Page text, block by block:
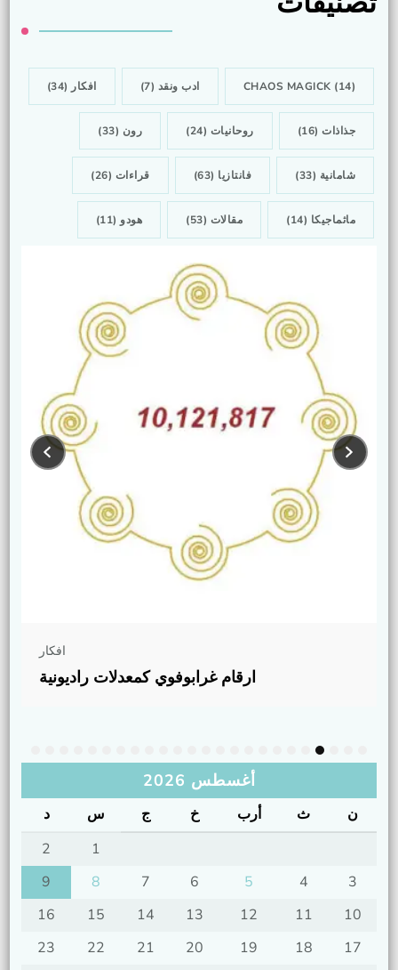
CHAOS MAGICK (14) ادب ونقد (7) افكار (34)
جذاذات(16) روحانيات (24) رون (33)
شامانية (33) فانتازيا (63) قراءات (26)
ماثماجيكا (14) مقالات (53) هودو (11)
افكار
ارقام غرابوفوي كمعدلات راديونية
أغسطس 2026
ن ث أرب خ ج س
د
1
2
3
4
5
6
7
8
9
10
11
12
13
14
15
16
17
18
19
20
21
22
23